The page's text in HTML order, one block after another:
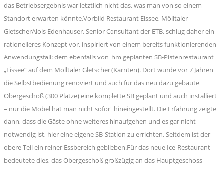
das Betriebsergebnis war letztlich nicht das, was man von so einem
Standort erwarten könnte.Vorbild Restaurant Eissee, Mölltaler
GletscherAlois Edenhauser, Senior Consultant der ETB, schlug daher ein
rationelleres Konzept vor, inspiriert von einem bereits funktionierenden
Anwendungsfall: dem ebenfalls von ihm geplanten SB-Pistenrestaurant
„Eissee“ auf dem Mölltaler Gletscher (Kärnten). Dort wurde vor 7 Jahren
die Selbstbedienung renoviert und auch für das neu dazu gebaute
Obergeschoß (300 Plätze) eine komplette SB geplant und auch installiert
– nur die Möbel hat man nicht sofort hineingestellt. Die Erfahrung zeigte
dann, dass die Gäste ohne weiteres hinaufgehen und es gar nicht
notwendig ist, hier eine eigene SB-Station zu errichten. Seitdem ist der
obere Teil ein reiner Essbereich geblieben.Für das neue Ice-Restaurant
bedeutete dies, das Obergeschoß großzügig an das Hauptgeschoss